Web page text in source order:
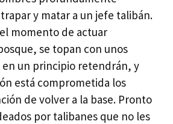
y matar a un jefe talibán.
momento de actuar
se topan con unos
en un principio retendrán, y
está comprometida los
de volver a la base. Pronto
por talibanes que no les